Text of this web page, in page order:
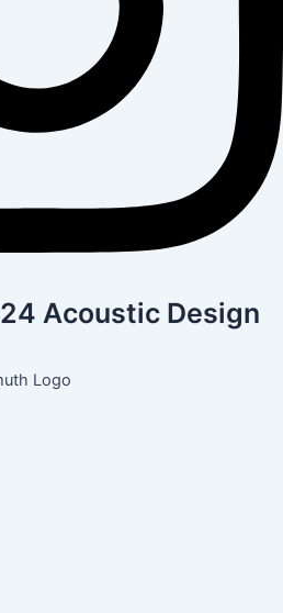
Acoustic Design